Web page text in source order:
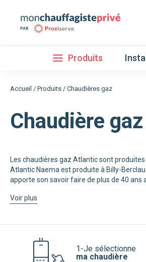
Produits
Installation
Découvrez nos
Nos Pompes à chaleur
Pompe à chaleur fluide frigorigène
Accueil / Produits / Chaudières gaz
Chaudière
Les chaudières gaz Atlantic sont
Atlantic Naema est produite à Billy-
apporte son savoir faire de plus de 40
Voir plus
1-Je sélectionne
ma chaudière